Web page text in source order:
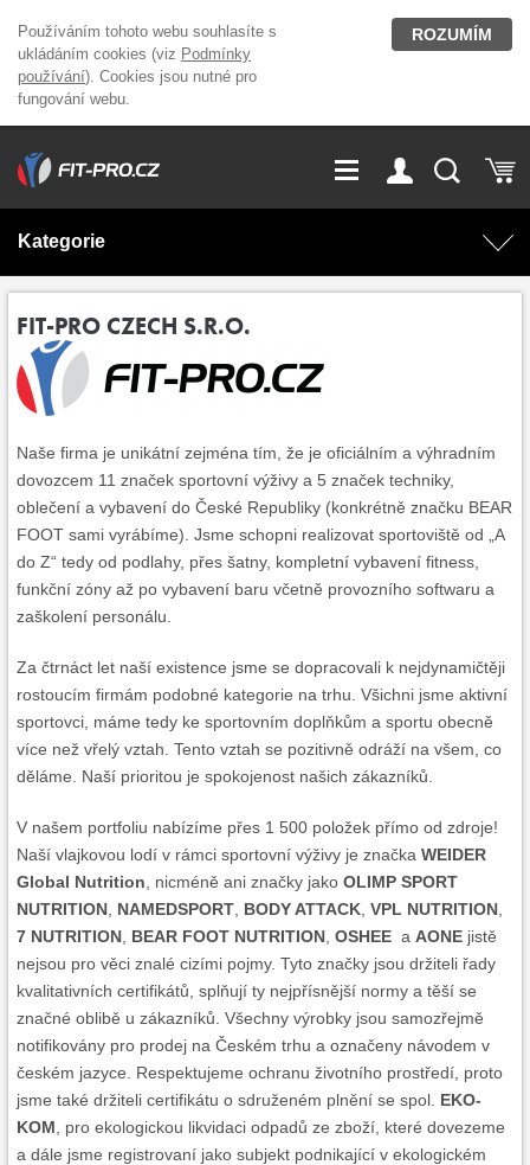
Používáním tohoto webu souhlasíte s
ukládáním cookies (viz Podmínky
používání). Cookies jsou nutné pro
fungování webu.
ROZUMÍM
GDPR
Kariéra Kontakt
Přihlášení
Kategorie
Doplňky stravy Fitness vybavení
OUTLET OBLEČENÍ Posilovací stroje
Značky
FIT-PRO CZECH S.R.O.
Naše firma je unikátní zejména tím, že je oficiálním a výhradním
dovozcem 11 značek sportovní výživy a 5 značek techniky,
oblečení a vybavení do České Republiky (konkrétně značku BEAR
FOOT sami vyrábíme). Jsme schopni realizovat sportoviště od „A
do Z“ tedy od podlahy, přes šatny, kompletní vybavení fitness,
funkční zóny až po vybavení baru včetně provozního softwaru a
zaškolení personálu.
Za čtrnáct let naší existence jsme se dopracovali k nejdynamičtěji
rostoucím firmám podobné kategorie na trhu. Všichni jsme aktivní
sportovci, máme tedy ke sportovním doplňkům a sportu obecně
více než vřelý vztah. Tento vztah se pozitivně odráží na všem, co
děláme. Naší prioritou je spokojenost našich zákazníků.
V našem portfoliu nabízíme přes 1 500 položek přímo od zdroje!
Naší vlajkovou lodí v rámci sportovní výživy je značka WEIDER
Global Nutrition , nicméně ani značky jako OLIMP SPORT
NUTRITION NAMEDSPORT BODY ATTACK VPL NUTRITION
7 NUTRITION BEAR FOOT NUTRITION OSHEE a AONE jistě
nejsou pro věci znalé cizími pojmy. Tyto značky jsou držiteli řady
kvalitativních certifikátů, splňují ty nejpřísnější normy a těší se
značné oblibě u zákazníků. Všechny výrobky jsou samozřejmě
notifikovány pro prodej na Českém trhu a označeny návodem v
českém jazyce. Respektujeme ochranu životního prostředí, proto
jsme také držiteli certifikátu o sdruženém plnění se spol. EKO-
KOM , pro ekologickou likvidaci odpadů ze zboží, které dovezeme
a dále jsme registrovaní jako subjekt podnikající v ekologickém